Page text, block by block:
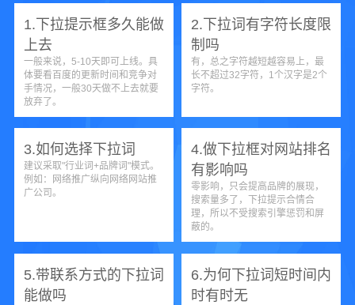
1.下拉提示框多久能做
上去
一般来说，5-10天即可上线。具
体要看百度的更新时间和竞争对
手情况，一般30天做不上去就要
放弃了。
2.下拉词有字符长度限
制吗
有，总之字符越短越容易上，最
长不超过32字符，1个汉字是2个
字符。
3.如何选择下拉词
建议采取"行业词+品牌词"模式。
例如：网络推广纵向网络网站推
广公司。
4.做下拉框对网站排名
有影响吗
零影响，只会提高品牌的展现，
搜索量多了，下拉提示合情合
理，所以不受搜索引擎惩罚和屏
蔽的。
5.带联系方式的下拉词
能做吗
6.为何下拉词短时间内
时有时无